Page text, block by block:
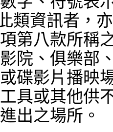
類資訊者，
第八款所稱
院、俱樂部
碟影片播映
具或其他供
出之場所。